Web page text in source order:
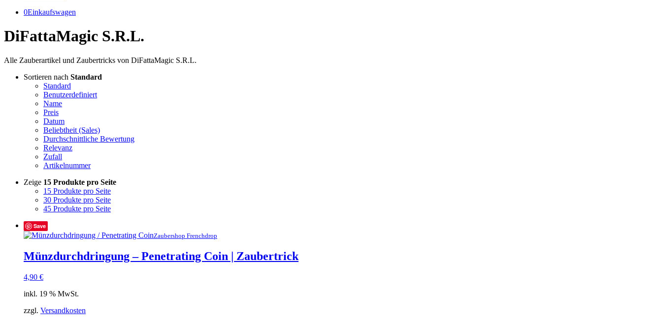
0Einkaufswagen
DiFattaMagic S.R.L.
Alle Zauberartikel und Zaubertricks von DiFattaMagic S.R.L.
Sortieren nach Standard
Standard
Benutzerdefiniert
Name
Preis
Datum
Beliebtheit (Sales)
Durchschnittliche Bewertung
Relevanz
Zufall
Artikelnummer
Zeige 15 Produkte pro Seite
15 Produkte pro Seite
30 Produkte pro Seite
45 Produkte pro Seite
Save
Zaubershop Frenchdrop
Münzdurchdringung – Penetrating Coin | Zaubertrick
4,90 €
inkl. 19 % MwSt.
zzgl. Versandkosten